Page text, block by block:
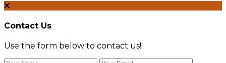
Contact Us
Use the form below to contact us!